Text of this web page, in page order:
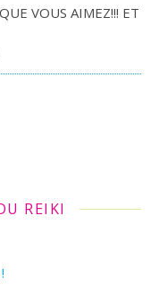
VOUS AIMEZ!!! ET
REIKI